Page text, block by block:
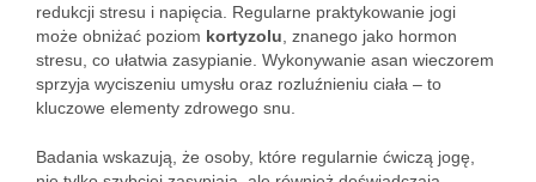
redukcji stresu i napięcia. Regularne praktykowanie jogi
może obniżać poziom kortyzolu , znanego jako hormon
stresu, co ułatwia zasypianie. Wykonywanie asan wieczorem
sprzyja wyciszeniu umysłu oraz rozluźnieniu ciała – to
kluczowe elementy zdrowego snu.
Badania wskazują, że osoby, które regularnie ćwiczą jogę,